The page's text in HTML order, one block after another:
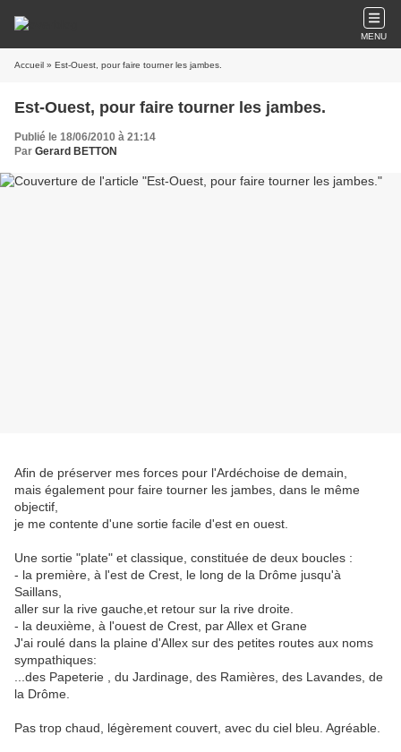
MENU
Accueil » Est-Ouest, pour faire tourner les jambes.
Est-Ouest, pour faire tourner les jambes.
Publié le 18/06/2010 à 21:14
Par Gerard BETTON
Afin de préserver mes forces pour l'Ardéchoise de demain,
mais également pour faire tourner les jambes, dans le même
objectif,
je me contente d'une sortie facile d'est en ouest.
Une sortie "plate" et classique, constituée de deux boucles :
- la première, à l'est de Crest, le long de la Drôme jusqu'à
Saillans,
aller sur la rive gauche,et retour sur la rive droite.
- la deuxième, à l'ouest de Crest, par Allex et Grane
J'ai roulé dans la plaine d'Allex sur des petites routes aux noms
sympathiques:
...des Papeterie , du Jardinage, des Ramières, des Lavandes, de
la Drôme.
Pas trop chaud, légèrement couvert, avec du ciel bleu. Agréable.